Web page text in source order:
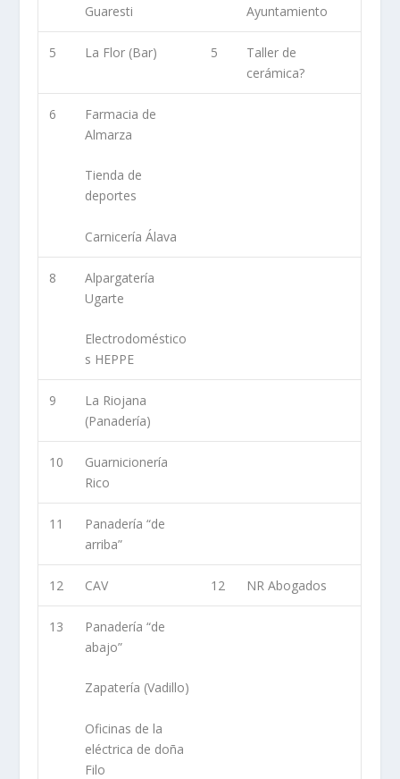
Guaresti
Ayuntamiento
5 La Flor (Bar) 5
Taller de
cerámica?
6
Farmacia de
Almarza
Tienda de
deportes
Carnicería Álava
8
Alpargatería
Ugarte
Electrodoméstico
s HEPPE
9
La Riojana
(Panadería)
10
Guarnicionería
Rico
11
Panadería “de
arriba”
12 CAV 12 NR Abogados
13
Panadería “de
abajo”
Zapatería (Vadillo)
Oficinas de la
eléctrica de doña
Filo